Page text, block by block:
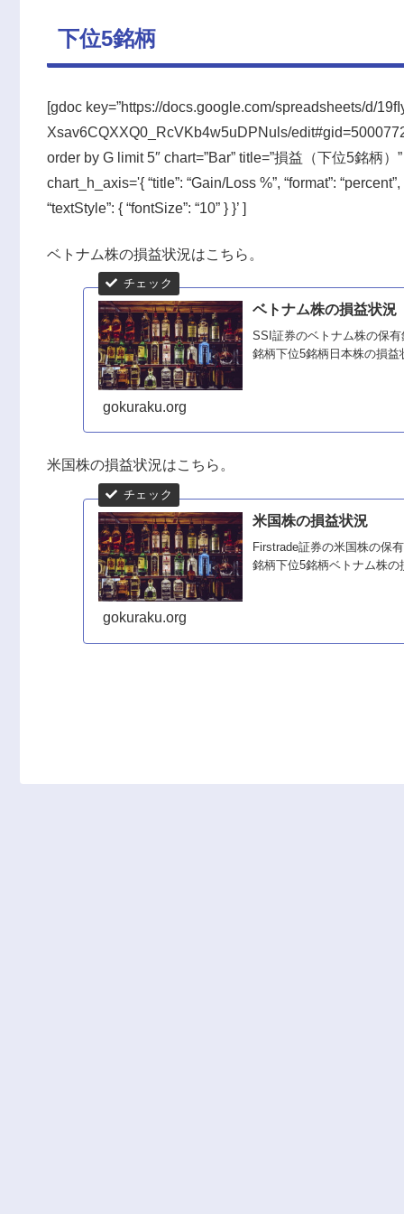
下位5銘柄
[gdoc key=”https://docs.google.com/spreadsheets/d/
Xsav6CQXXQ0_RcVKb4w5uDPNuls/
order by G limit 5″ chart=”Bar” title=”損益（下位5銘柄
chart_h_axis='{ “title”: “Gain/Loss %”, “format”:
“textStyle”: { “fontSize”: “10” } }’ ]
ベトナム株の損益状況はこちら。
ベトナム株の損益状況
SSI証券のベトナム株の保
銘柄下位5銘柄日本株の損
gokuraku.org
米国株の損益状況はこちら。
米国株の損益状況
Firstrade証券の米国株の保
銘柄下位5銘柄ベトナム株
gokuraku.org